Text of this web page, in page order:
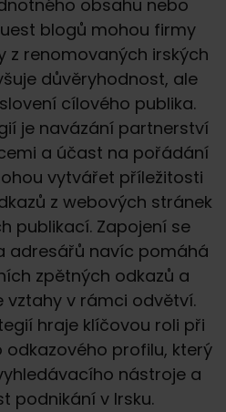
obsahu nebo
blogů mohou firmy
z renomovaných irských
důvěryhodnost, ale
cílového publika.
je navázání partnerství
a účast na pořádání
vytvářet příležitosti
z webových stránek
publikací. Zapojení se
adresářů navíc pomáhá
zpětných odkazů a
vztahy v rámci odvětví.
hraje klíčovou roli při
profilu, který
nástroje a
podnikání v Irsku.